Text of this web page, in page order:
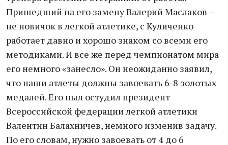
Пришедший на его замену Валерий Маслаков –
не новичок в легкой атлетике, с Куличенко
работает давно и хорошо знаком со всеми его
методиками. И все же перед чемпионатом мира
его немного «занесло». Он неожиданно заявил,
что наши атлеты должны завоевать 6-8 золотых
медалей. Его пыл остудил президент
Всероссийской федерации легкой атлетики
Валентин Балахничев, немного изменив задачу.
По его словам, нужно завоевать от 4 до 6